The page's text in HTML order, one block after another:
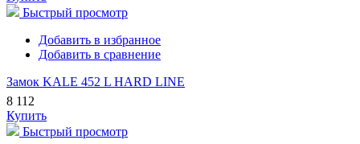
Быстрый просмотр
Добавить в избранное
Добавить в сравнение
Замок KALE 452 L HARD LINE
8 112
Купить
Быстрый просмотр